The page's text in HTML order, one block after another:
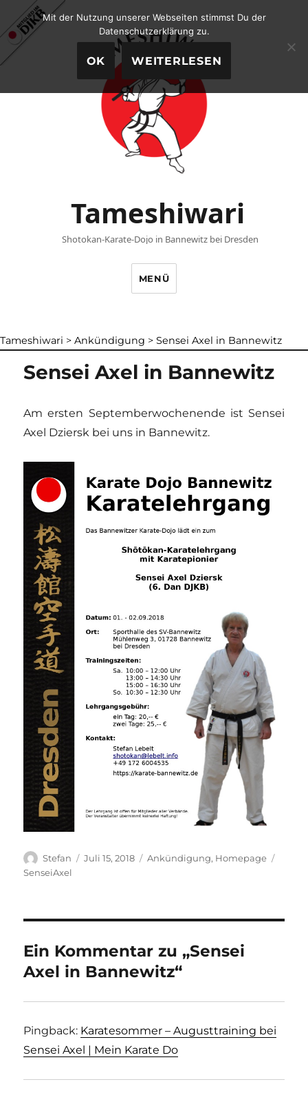
Tameshiwari
Shotokan-Karate-Dojo in Bannewitz bei Dresden
MENÜ
Tameshiwari > Ankündigung > Sensei Axel in Bannewitz
Sensei Axel in Bannewitz
Am ersten Sep­tember­wochen­ende ist Sensei
Axel Dziersk bei uns in Bannewitz.
Autor
Stefan
Veröffentlicht
Juli 15, 2018 Kategorien
Ankündigung, Homepage
SenseiAxel
Ein Kommentar zu „Sensei
Axel in Bannewitz“
Pingback: Karatesommer – Augusttraining bei
Sensei Axel | Mein Karate Do
Mit der Nutzung unserer Webseiten stimmst Du der
Datenschutzerklärung zu.
OK WEITERLESEN